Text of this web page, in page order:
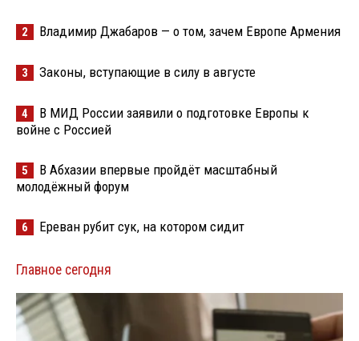
2 Владимир Джабаров — о том, зачем Европе Армения
3 Законы, вступающие в силу в августе
4
В МИД России заявили о подготовке Европы к
войне с Россией
5
В Абхазии впервые пройдёт масштабный
молодёжный форум
6 Ереван рубит сук, на котором сидит
Главное сегодня